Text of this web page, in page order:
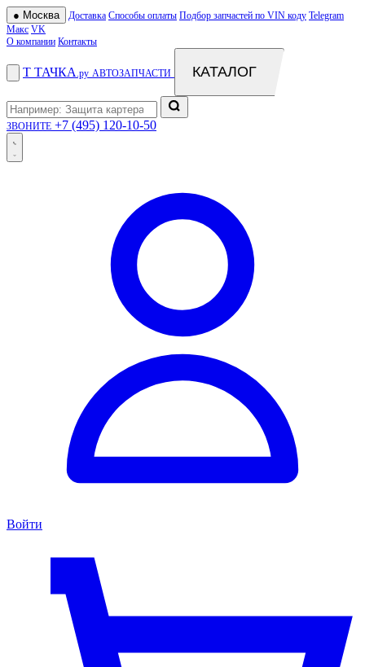
● Москва Доставка Способы оплаты Подбор запчастей по VIN коду Telegram
Макс VK
О компании Контакты
Т ТАЧКА .ру АВТОЗАПЧАСТИ КАТАЛОГ
ЗВОНИТЕ +7 (495) 120-10-50
Войти